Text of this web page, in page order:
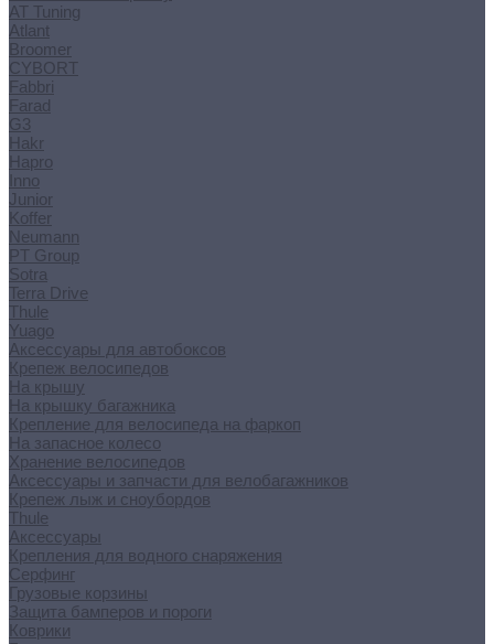
AT Tuning
Atlant
Broomer
CYBORT
Fabbri
Farad
G3
Hakr
Hapro
Inno
Junior
Koffer
Neumann
PT Group
Sotra
Terra Drive
Thule
Yuago
Аксессуары для автобоксов
Крепеж велосипедов
На крышу
На крышку багажника
Крепление для велосипеда на фаркоп
На запасное колесо
Хранение велосипедов
Аксессуары и запчасти для велобагажников
Крепеж лыж и сноубордов
Thule
Аксессуары
Крепления для водного снаряжения
Серфинг
Грузовые корзины
Защита бамперов и пороги
Коврики